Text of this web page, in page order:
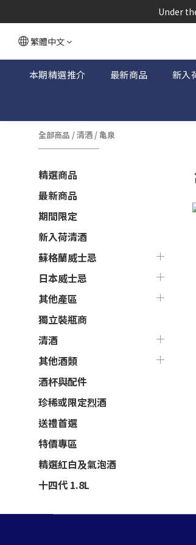
Under
繁體中文
本期精選推介 最新商品 新入
全部商品 /清酒 /亀泉
精選商品
最新商品
期間限定
新入荷清酒
蘇格蘭威士忌
日本威士忌
其他產區
獨立裝瓶商
清酒
其他酒類
酒杯與配件
珍稀或限定烈酒
送禮首選
特價專區
精選紅白及氣泡酒
十四代 1.8L